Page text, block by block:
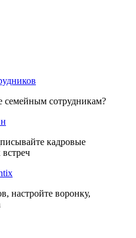
семейным сотрудникам?
кадровые
настройте воронку,